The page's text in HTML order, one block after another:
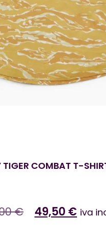
COMBAT T-
€ 49,50 € iva